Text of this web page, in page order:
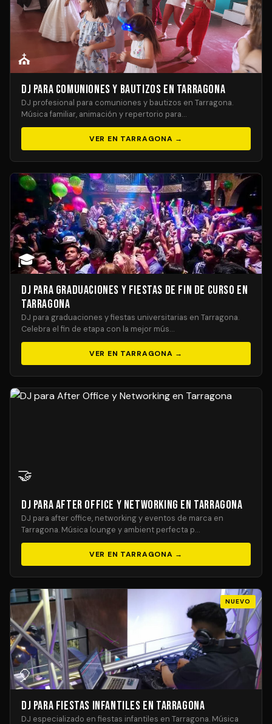
⛪
DJ para Comuniones y Bautizos en Tarragona
DJ profesional para comuniones y bautizos en Tarragona.
Música familiar, animación y repertorio para…
VER EN TARRAGONA →
🎓
DJ para Graduaciones y Fiestas de Fin de Curso en
Tarragona
DJ para graduaciones y fiestas universitarias en Tarragona.
Celebra el fin de etapa con la mejor mús…
VER EN TARRAGONA →
🤝
DJ para After Office y Networking en Tarragona
DJ para after office, networking y eventos de marca en
Tarragona. Música lounge y ambient perfecta p…
VER EN TARRAGONA →
NUEVO
🎈
DJ para Fiestas Infantiles en Tarragona
DJ especializado en fiestas infantiles en Tarragona. Música